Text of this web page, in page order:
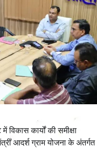
कार्यों की समीक्षा
आदर्श ग्राम योजना के अंतर्गत